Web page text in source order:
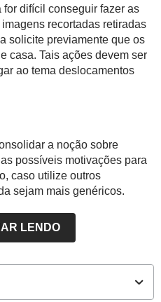
difícil conseguir fazer as
recortadas retiradas
solicite previamente que os
casa. Tais ações devem ser
ao tema deslocamentos
a noção sobre
possíveis motivações para
caso utilize outros
sejam mais genéricos.
LENDO